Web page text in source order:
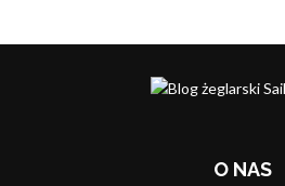
O NAS